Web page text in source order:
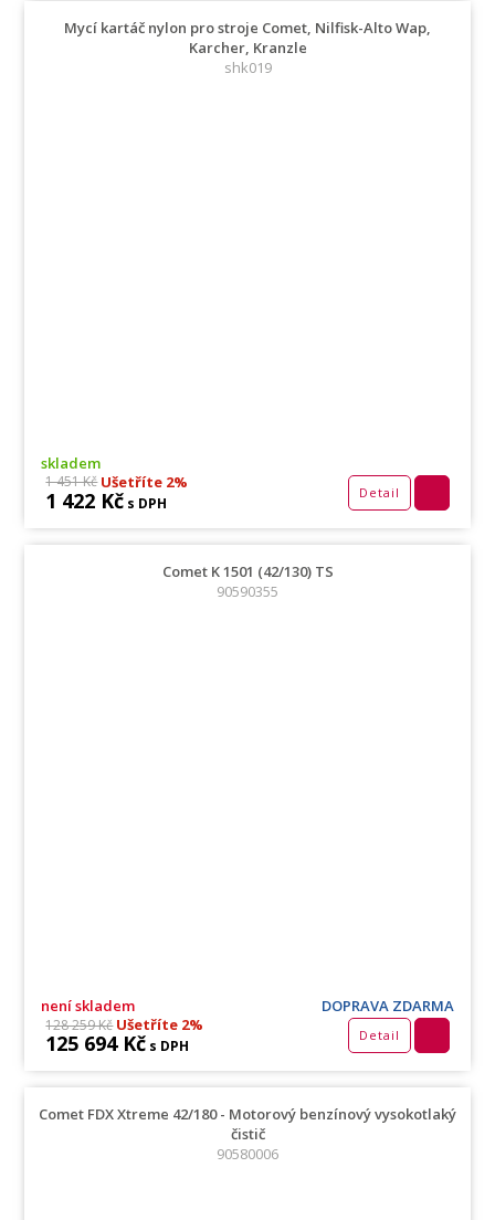
Mycí kartáč nylon pro stroje Comet, Nilfisk-Alto Wap,
Karcher, Kranzle
shk019
skladem
1 451 KčUšetříte 2%
1 422 Kč s DPH
Detail
Comet K 1501 (42/130) TS
90590355
není skladem DOPRAVA ZDARMA
128 259 KčUšetříte 2%
125 694 Kč s DPH
Detail
Comet FDX Xtreme 42/180 - Motorový benzínový vysokotlaký
čistič
90580006